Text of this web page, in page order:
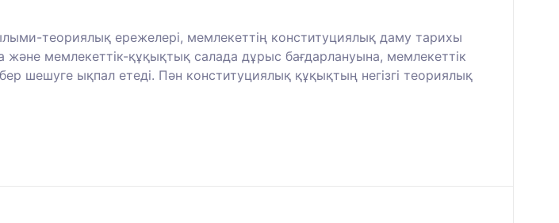
теориялық ережелері, мемлекеттің конституциялық даму тарихы
мемлекеттік-құқықтық салада дұрыс бағдарлануына, мемлекеттік
шешуге ықпал етеді. Пән конституциялық құқықтың негізгі теориялық